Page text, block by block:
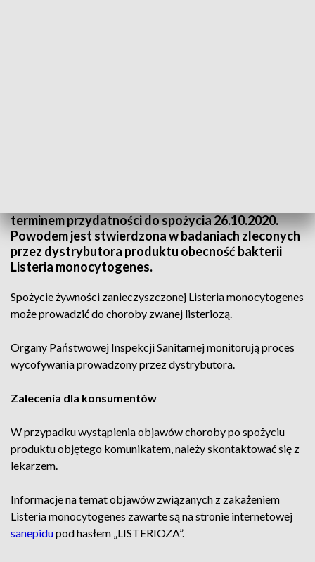
terminem przydatności do spożycia 26.10.2020.
Powodem jest stwierdzona w badaniach zleconych
przez dystrybutora produktu obecność bakterii
Listeria monocytogenes.
Spożycie żywności zanieczyszczonej Listeria monocytogenes
może prowadzić do choroby zwanej listeriozą.
Organy Państwowej Inspekcji Sanitarnej monitorują proces
wycofywania prowadzony przez dystrybutora.
Zalecenia dla konsumentów
W przypadku wystąpienia objawów choroby po spożyciu
produktu objętego komunikatem, należy skontaktować się z
lekarzem.
Informacje na temat objawów związanych z zakażeniem
Listeria monocytogenes zawarte są na stronie internetowej
sanepidupod hasłem „LISTERIOZA”.